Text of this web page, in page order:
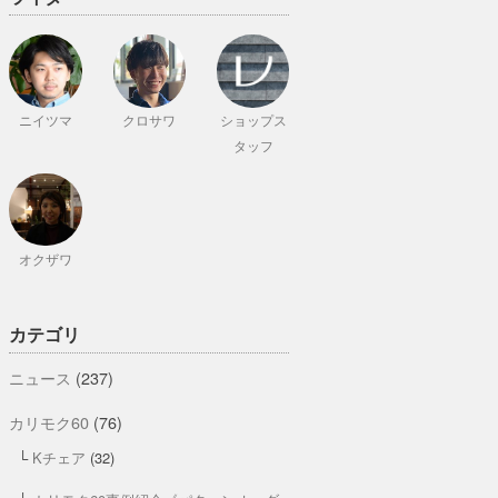
ニイツマ クロサワ
ショップス
タッフ
オクザワ
カテゴリ
ニュース (237)
カリモク60 (76)
Kチェア (32)